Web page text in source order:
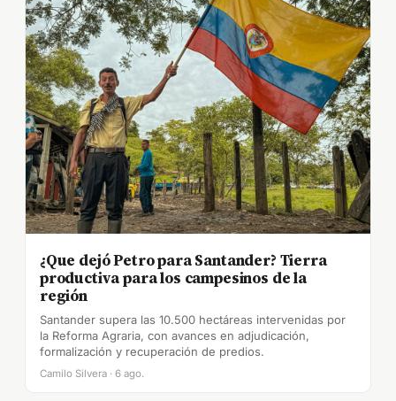
¿Que dejó Petro para Santander? Tierra
productiva para los campesinos de la
región
Santander supera las 10.500 hectáreas intervenidas por
la Reforma Agraria, con avances en adjudicación,
formalización y recuperación de predios.
Camilo Silvera · 6 ago.